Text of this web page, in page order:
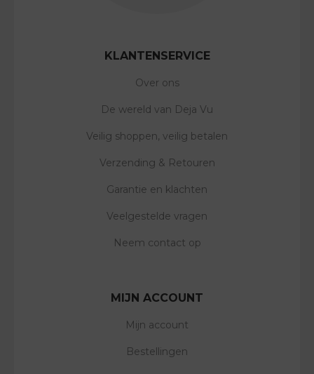
KLANTENSERVICE
Over ons
De wereld van Deja Vu
Veilig shoppen, veilig betalen
Verzending & Retouren
Garantie en klachten
Veelgestelde vragen
Neem contact op
MIJN ACCOUNT
Mijn account
Bestellingen